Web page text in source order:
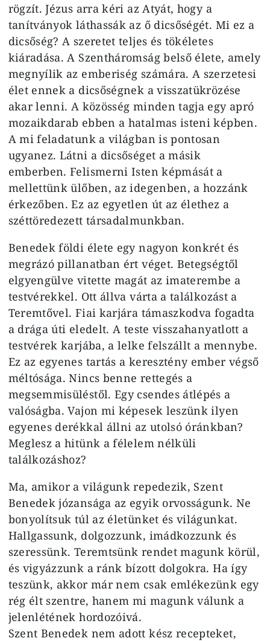
rögzít. Jézus arra kéri az Atyát, hogy a
tanítványok láthassák az ő dicsőségét. Mi ez a
dicsőség? A szeretet teljes és tökéletes
kiáradása. A Szentháromság belső élete, amely
megnyílik az emberiség számára. A szerzetesi
élet ennek a dicsőségnek a visszatükrözése
akar lenni. A közösség minden tagja egy apró
mozaikdarab ebben a hatalmas isteni képben.
A mi feladatunk a világban is pontosan
ugyanez. Látni a dicsőséget a másik
emberben. Felismerni Isten képmását a
mellettünk ülőben, az idegenben, a hozzánk
érkezőben. Ez az egyetlen út az élethez a
széttöredezett társadalmunkban.
Benedek földi élete egy nagyon konkrét és
megrázó pillanatban ért véget. Betegségtől
elgyengülve vitette magát az imaterembe a
testvérekkel. Ott állva várta a találkozást a
Teremtővel. Fiai karjára támaszkodva fogadta
a drága úti eledelt. A teste visszahanyatlott a
testvérek karjába, a lelke felszállt a mennybe.
Ez az egyenes tartás a keresztény ember végső
méltósága. Nincs benne rettegés a
megsemmisüléstől. Egy csendes átlépés a
valóságba. Vajon mi képesek leszünk ilyen
egyenes derékkal állni az utolsó óránkban?
Meglesz a hitünk a félelem nélküli
találkozáshoz?
Ma, amikor a világunk repedezik, Szent
Benedek józansága az egyik orvosságunk. Ne
bonyolítsuk túl az életünket és világunkat.
Hallgassunk, dolgozzunk, imádkozzunk és
szeressünk. Teremtsünk rendet magunk körül,
és vigyázzunk a ránk bízott dolgokra. Ha így
teszünk, akkor már nem csak emlékezünk egy
rég élt szentre, hanem mi magunk válunk a
jelenlétének hordozóivá.
Szent Benedek nem adott kész recepteket,